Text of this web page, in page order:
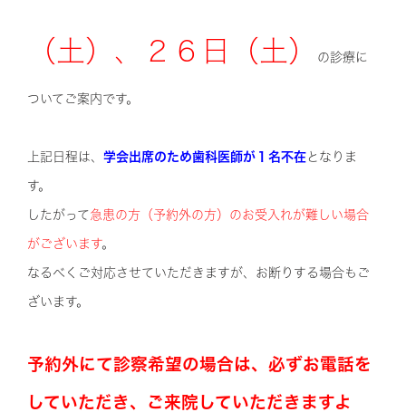
（土）、２６日（土） の診療に
ついてご案内です。
上記日程は、 学会出席のため歯科医師が１名不在 となりま
す。
したがって急患の方（予約外の方）のお受入れが難しい場合
がございます。
なるべくご対応させていただきますが、お断りする場合もご
ざいます。
予約外にて診察希望の場合は、必ずお電話を
していただき、ご来院していただきますよ